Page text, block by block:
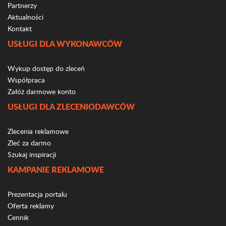
Partnerzy
Aktualności
Kontakt
USŁUGI DLA WYKONAWCÓW
Wykup dostęp do zleceń
Współpraca
Załóż darmowe konto
USŁUGI DLA ZLECENIODAWCÓW
Zlecenia reklamowe
Zleć za darmo
Szukaj inspiracji
KAMPANIE REKLAMOWE
Prezentacja portalu
Oferta reklamy
Cennik